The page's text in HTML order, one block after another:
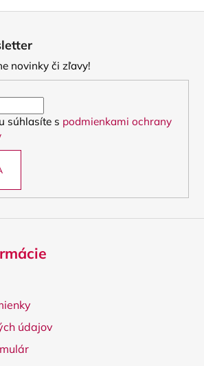
novinky či zľavy!
súhlasíte s podmienkami ochrany
údajov